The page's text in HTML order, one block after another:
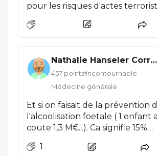
pour les risques d'actes
santé mentale pour les
pour les patients...
Nathalie Hanseler Corréard
457 points Incontournable
Médecine générale
Et si on faisait de la prévention
l'alcoolisation foetale ( 1 enfant
coute 1,3 M€...). Ca signifie 15%
de SAF France.com à La
1